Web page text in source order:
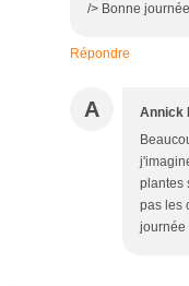
/> Bonne
Répondre
A Annick
plantes
pas les
journée